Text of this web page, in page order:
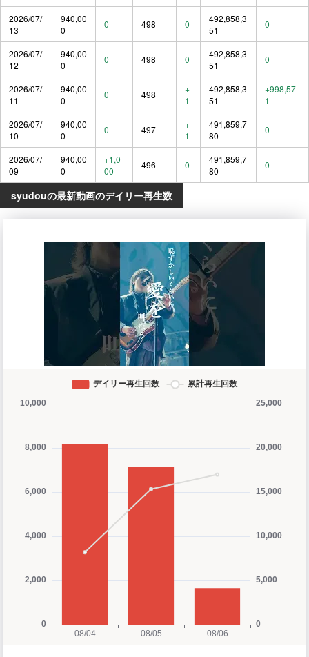
2026/07/
13
940,00
0
0 498 0
492,858,3
51
0
2026/07/
12
940,00
0
0 498 0
492,858,3
51
0
2026/07/
11
940,00
0
0 498
+
1
492,858,3
51
+998,57
1
2026/07/
10
940,00
0
0 497
+
1
491,859,7
80
0
2026/07/
09
940,00
0
+1,0
00
496 0
491,859,7
80
0
syudouの最新動画のデイリー再生数